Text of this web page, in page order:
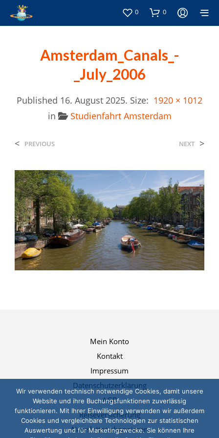
0 0
Amsterdam_Canals_-
_July_2006
Published 16. August 2025. Size: 1920 × 1012
in
Studienfahrt Amsterdam
< PREVIOUS NEXT >
Mein Konto
Kontakt
Impressum
Datenschutzerklärung
AGB
Reiseversicherung
Newsletter abonnieren
Wir verwenden technisch notwendige Cookies, damit unsere
Website und ihre Buchungsfunktionen zuverlässig
funktionieren. Mit Ihrer Einwilligung verwenden wir außerdem
Cookies und vergleichbare Technologien zur statistischen
Auswertung und für Marketingzwecke. Sie können Ihre